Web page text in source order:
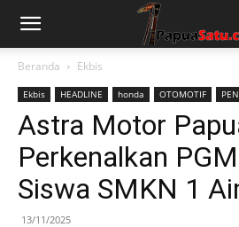
Beranda Ekbis
Ekbis HEADLINE honda OTOMOTIF
Astra Motor
Perkenalkan
Siswa SMKN 1
13/11/2025